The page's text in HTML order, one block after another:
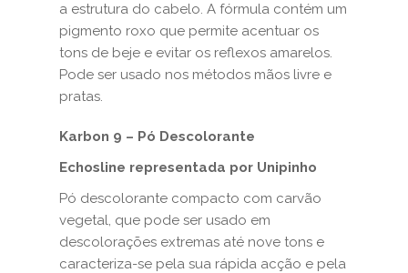
a estrutura do cabelo. A fórmula contém um
pigmento roxo que permite acentuar os
tons de beje e evitar os reflexos amarelos.
Pode ser usado nos métodos mãos livre e
pratas.
Karbon 9 – Pó Descolorante
Echosline representada por Unipinho
Pó descolorante compacto com carvão
vegetal, que pode ser usado em
descolorações extremas até nove tons e
caracteriza-se pela sua rápida acção e pela